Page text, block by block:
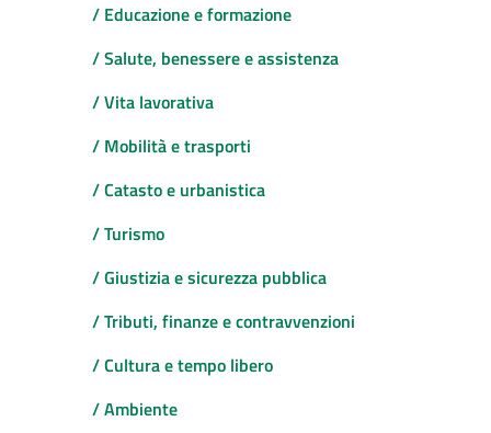
/ Educazione e formazione
/ Salute, benessere e assistenza
/ Vita lavorativa
/ Mobilità e trasporti
/ Catasto e urbanistica
/ Turismo
/ Giustizia e sicurezza pubblica
/ Tributi, finanze e contravvenzioni
/ Cultura e tempo libero
/ Ambiente